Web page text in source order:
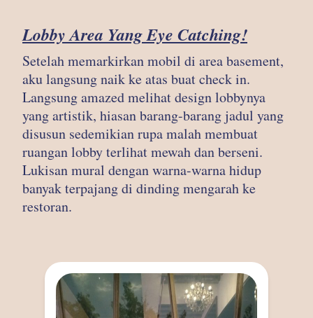
Lobby Area Yang Eye Catching!
Setelah memarkirkan mobil di area basement,
aku langsung naik ke atas buat check in.
Langsung amazed melihat design lobbynya
yang artistik, hiasan barang-barang jadul yang
disusun sedemikian rupa malah membuat
ruangan lobby terlihat mewah dan berseni.
Lukisan mural dengan warna-warna hidup
banyak terpajang di dinding mengarah ke
restoran.